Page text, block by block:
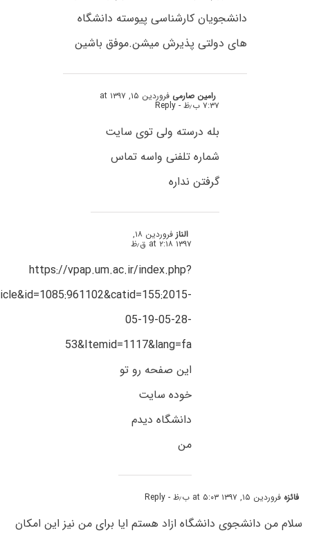
دانشجویان کارشناسی پیوسته دانشگاه
های دولتی پذیرش میشن.موفق باشین
رامین صارمی فروردین ۱۵, ۱۳۹۷ at
۷:۳۷ ب٫ظ - Reply
بله درسته ولی توی سایت
شماره تلفنی واسه تماس
گرفتن نداره
الناز فروردین ۱۸,
۱۳۹۷ at ۲:۱۸ ق٫ظ
https://vpap.um.ac.ir/index.php?
05-19-05-28-
53&Itemid=1117&lang=fa
این صفحه رو تو
خوده سایت
دانشگاه دیدم
من
فائزه فروردین ۱۵, ۱۳۹۷ at ۵:۰۳ ب٫ظ - Reply
سلام من دانشجوی دانشگاه ازاد هستم ایا برای من نیز این امکان